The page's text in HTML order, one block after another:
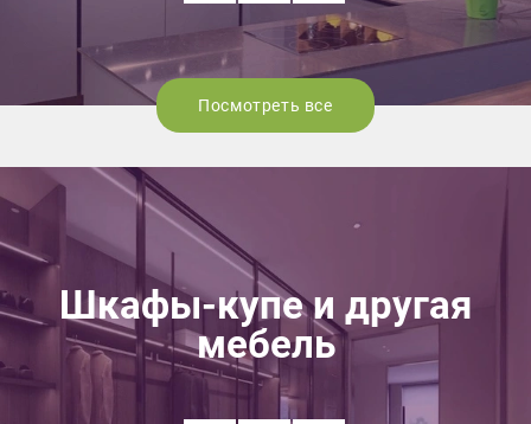
Посмотреть все
Шкафы-купе и другая
мебель